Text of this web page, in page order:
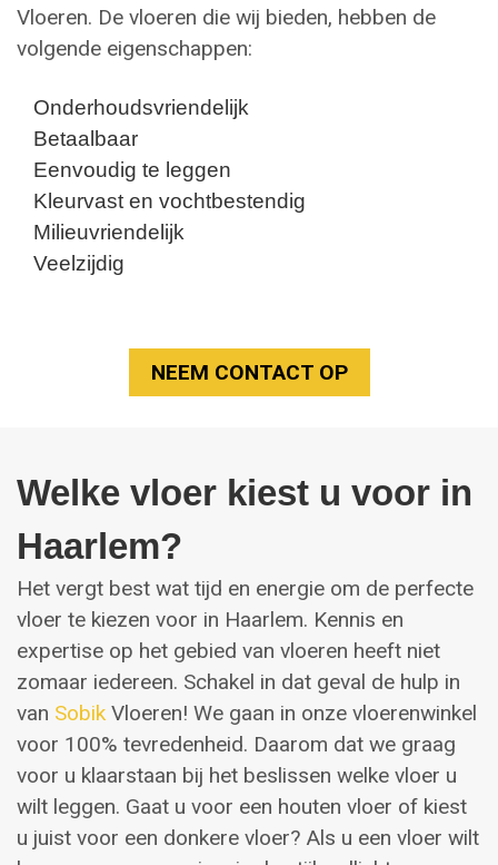
Vloeren. De vloeren die wij bieden, hebben de
volgende eigenschappen:
Onderhoudsvriendelijk
Betaalbaar
Eenvoudig te leggen
Kleurvast en vochtbestendig
Milieuvriendelijk
Veelzijdig
NEEM CONTACT OP
Welke vloer kiest u voor in
Haarlem?
Het vergt best wat tijd en energie om de perfecte
vloer te kiezen voor in Haarlem. Kennis en
expertise op het gebied van vloeren heeft niet
zomaar iedereen. Schakel in dat geval de hulp in
van Sobik Vloeren! We gaan in onze vloerenwinkel
voor 100% tevredenheid. Daarom dat we graag
voor u klaarstaan bij het beslissen welke vloer u
wilt leggen. Gaat u voor een houten vloer of kiest
u juist voor een donkere vloer? Als u een vloer wilt